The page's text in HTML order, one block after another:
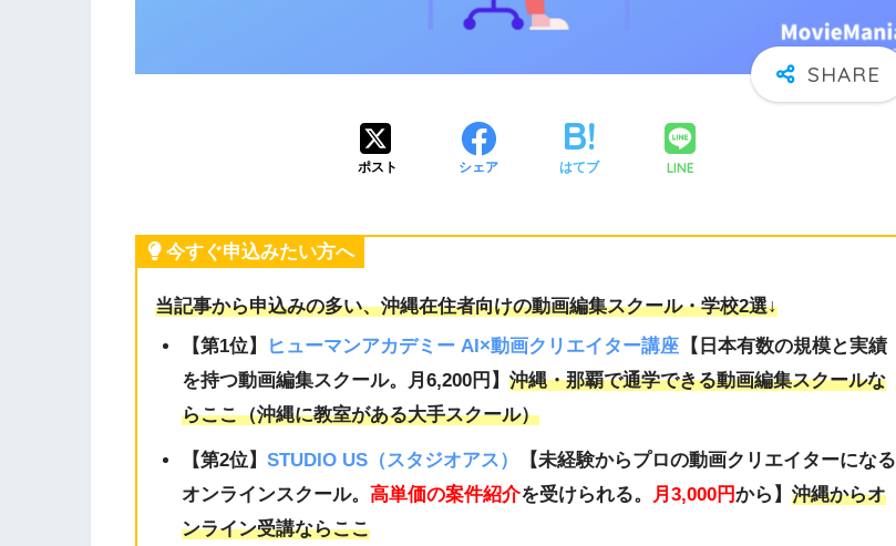
ポスト シェア はてブ LINE
今すぐ申込みたい方へ
当記事から申込みの多い、沖縄在住者向けの動画編集スクール・学校2選↓
【第1位】
ヒューマンアカデミー AI×動画クリエイター講座 【日本有数の規模と実績
を持つ動画編集スクール。月6,200円】 沖縄・那覇で通学できる動画編集スクールな
らここ（沖縄に教室がある大手スクール）
【第2位】 STUDIO US（スタジオアス）
【未経験からプロの動画クリエイターになる
オンラインスクール。 高単価の案件紹介を受けられる。 月3,000円から】 沖縄からオ
ンライン受講ならここ